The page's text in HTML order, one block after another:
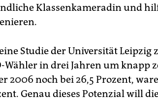
Klassenkameradin und
Studie der Universität
Wähler in drei Jahren um knapp
2006 noch bei 26,5 Prozent,
Genau dieses Potenzial will